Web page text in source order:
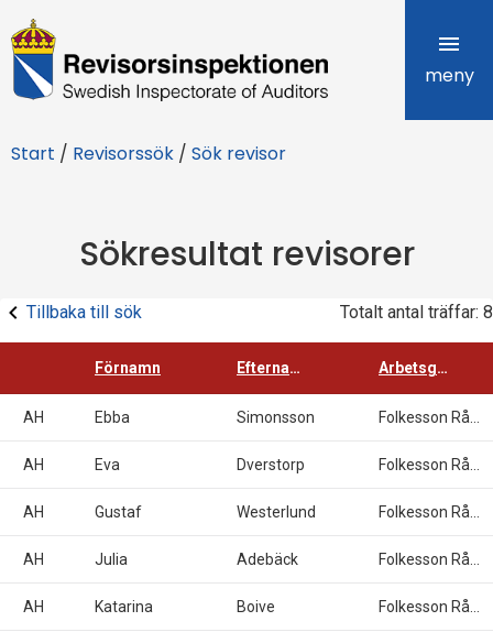
R
e
i
r
s
i
n
s
p
e
k
meny
Start / Revisorssök / Sök revisor
Sökresultat revisorer
Tillbaka till sök Totalt antal träffar: 8
Förnamn Efternamn Arbetsgivare
AH Ebba Simonsson
AH Eva Dverstorp
AH Gustaf Westerlund
AH Julia Adebäck
AH Katarina Boive